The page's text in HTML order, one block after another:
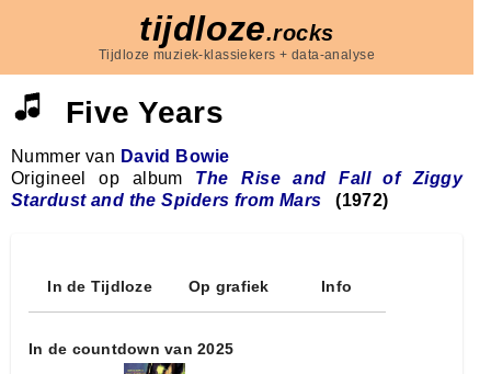
tijdloze.rocks
Tijdloze muziek-klassiekers + data-analyse
Five Years
Nummer van David Bowie
Origineel op album The Rise and Fall of Ziggy
Stardust and the Spiders from Mars
(1972)
In de Tijdloze Op grafiek Info
In de countdown van 2025